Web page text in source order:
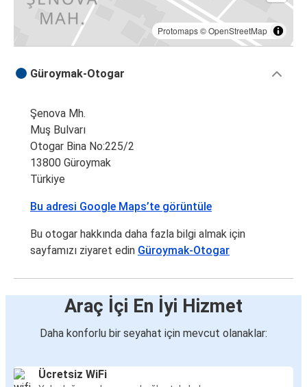
Protomaps©OpenStreetMap
Güroymak-Otogar
Şenova Mh.
Muş Bulvarı
Otogar Bina No:225/2
13800 Güroymak
Türkiye
Bu adresi Google Maps’te görüntüle
Bu otogar hakkında daha fazla bilgi almak için
sayfamızı ziyaret edin Güroymak-Otogar
Araç İçi En İyi Hizmet
Daha konforlu bir seyahat için mevcut olanaklar:
Ücretsiz WiFi